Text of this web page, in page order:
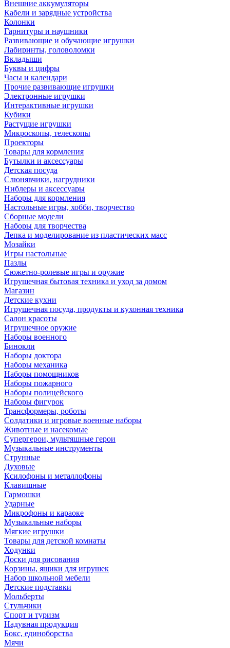
Внешние аккумуляторы
Кабели и зарядные устройства
Колонки
Гарнитуры и наушники
Развивающие и обучающие игрушки
Лабиринты, головоломки
Вкладыши
Буквы и цифры
Часы и календари
Прочие развивающие игрушки
Электронные игрушки
Интерактивные игрушки
Кубики
Растущие игрушки
Микроскопы, телескопы
Проекторы
Товары для кормления
Бутылки и аксессуары
Детская посуда
Слюнявчики, нагрудники
Ниблеры и аксессуары
Наборы для кормления
Настольные игры, хобби, творчество
Сборные модели
Наборы для творчества
Лепка и моделирование из пластических масс
Мозайки
Игры настольные
Пазлы
Сюжетно-ролевые игры и оружие
Игрушечная бытовая техника и уход за домом
Магазин
Детские кухни
Игрушечная посуда, продукты и кухонная техника
Салон красоты
Игрушечное оружие
Наборы военного
Бинокли
Наборы доктора
Наборы механика
Наборы помощников
Наборы пожарного
Наборы полицейского
Наборы фигурок
Трансформеры, роботы
Солдатики и игровые военные наборы
Животные и насекомые
Супергерои, мультяшные герои
Музыкальные инструменты
Струнные
Духовые
Ксилофоны и металлофоны
Клавишные
Гармошки
Ударные
Микрофоны и караоке
Музыкальные наборы
Мягкие игрушки
Товары для детской комнаты
Ходунки
Доски для рисования
Корзины, ящики для игрушек
Набор школьной мебели
Детские подставки
Мольберты
Стульчики
Спорт и туризм
Надувная продукция
Бокс, единоборства
Мячи